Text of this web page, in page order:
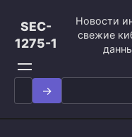
контенту
SEC-
1275-1
Новости
свежие
Search
for: